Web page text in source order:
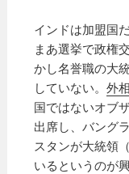
インドは加盟国
まあ選挙で政権
かし名誉職の大
していない。外
国ではないオブ
出席し、バング
スタンが大統領
いるというのが